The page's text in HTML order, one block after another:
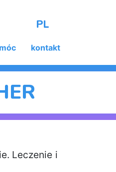
PL
kontakt
Leczenie i